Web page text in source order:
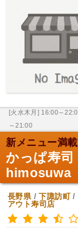
[火水木月] 16:00～
～21:00
新メニュー満載
かっぱ寿
himosuwa
長野県/下諏訪町/
アウト寿司店